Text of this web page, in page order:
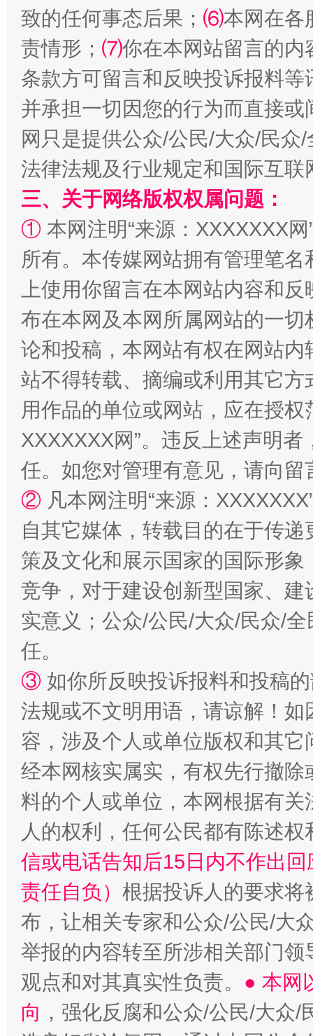
全民健身五年计划来了！等你上场
国家大学科技园优化重塑工作
扯下公款旅游的“隐身衣” 如何以
“蜀中异人”王建安的艺术幻境
致的任何事态后果； ⑹本网在各
责情形； ⑺你在本网站留言的内
条款方可留言和反映投诉报料
并承担一切因您的行为而直接
网只是提供公众/公民/大众/民
法律法规及行业规定和国际互
三、关于网络版权权属问题：
① 本网注明“来源：XXXXXXX
所有。本传媒网站拥有管理笔
上使用你留言在本网站内容和
布在本网及本网所属网站的一
论和投稿，本网站有权在网站
站不得转载、摘编或利用其它
用作品的单位或网站，应在授
XXXXXXX网”。违反上述声明
任。如您对管理有意见，请向
② 凡本网注明“来源：
自其它媒体，转载目的在于传
策及文化和展示国家的国际形
竞争，对于建设创新型国家、
实意义；公众/公民/大众/民众/
任。
③ 如你所反映投诉报料和投稿
法规或不文明用语，请谅解！
容，涉及个人或单位版权和其它
经本网核实属实，有权先行撤
料的个人或单位，本网根据有
人的权利，任何公民都有陈述
信或电话告知后15日内不作出
责任自负） 根据投诉人的要求将
布，让相关专家和公众/公民/大
举报的内容转至所涉相关部门
观点和对其真实性负责。 ● 本网
向 ，强化反腐和公众/公民/大众